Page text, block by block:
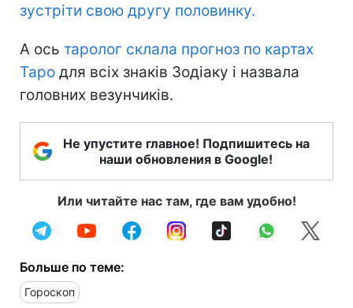
зустріти свою другу половинку.
А ось таролог склала прогноз по картах
Таро для всіх знаків Зодіаку і назвала
головних везунчиків.
Не упустите главное! Подпишитесь на
наши обновления в Google!
Или читайте нас там, где вам удобно!
Больше по теме:
Гороскоп